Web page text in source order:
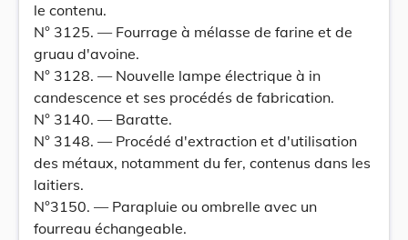
le contenu.
N° 3125. — Fourrage à mélasse de farine et de
gruau d'avoine.
N° 3128. — Nouvelle lampe électrique à in
candescence et ses procédés de fabrication.
N° 3140. — Baratte.
N° 3148. — Procédé d'extraction et d'utilisation
des métaux, notamment du fer, contenus dans les
laitiers.
N°3150. — Parapluie ou ombrelle avec un
fourreau échangeable.